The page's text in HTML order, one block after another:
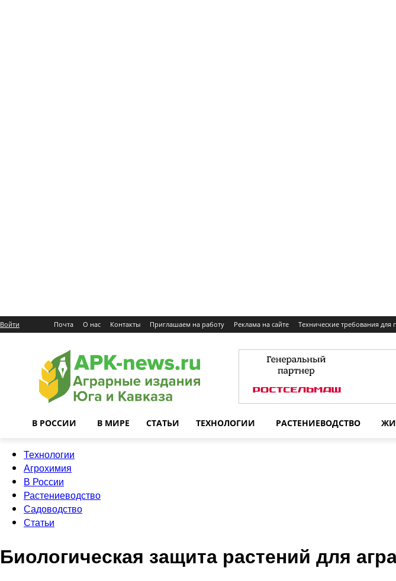
Войти Почта О нас Контакты Приглашаем на работу Реклама на сайте Технические требования для
В РОССИИ В МИРЕ СТАТЬИ ТЕХНОЛОГИИ РАСТЕНИЕВОДСТВО
Технологии
Агрохимия
В России
Растениеводство
Садоводство
Статьи
Биологическая защита растений для